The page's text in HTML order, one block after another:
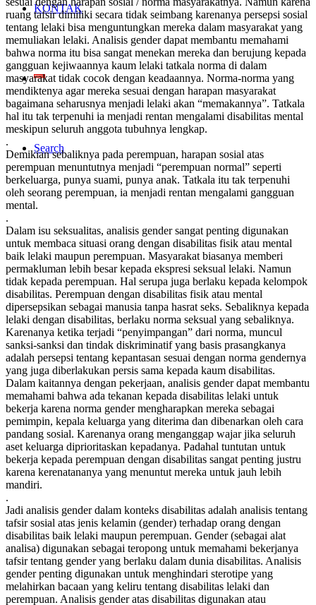
KONTAK
Search
ruang tafsir dimiliki secara tidak seimbang karenanya persepsi sosial
tentang lelaki bisa menguntungkan mereka dalam masyarakat yang
memuliakan lelaki. Analisis gender dapat membantu memahami
bahwa norma itu bisa sangat menekan mereka dan berujung kepada
gangguan kejiwaannya kaum lelaki tatkala norma di dalam
masyarakat tidak cocok dengan keadaannya. Norma-norma yang
mendiktenya agar mereka sesuai dengan harapan masyarakat
bagaimana seharusnya menjadi lelaki akan “memakannya”. Tatkala
hal itu tak terpenuhi ia menjadi rentan mengalami disabilitas mental
meskipun seluruh anggota tubuhnya lengkap.
.
Demikian sebaliknya pada perempuan, harapan sosial atas
perempuan menuntutnya menjadi “perempuan normal” seperti
berkeluarga, punya suami, punya anak. Tatkala itu tak terpenuhi
oleh seorang perempuan, ia menjadi rentan mengalami gangguan
mental.
.
Dalam isu seksualitas, analisis gender sangat penting digunakan
untuk membaca situasi orang dengan disabilitas fisik atau mental
baik lelaki maupun perempuan. Masyarakat biasanya memberi
permakluman lebih besar kepada ekspresi seksual lelaki. Namun
tidak kepada perempuan. Hal serupa juga berlaku kepada kelompok
disabilitas. Perempuan dengan disabilitas fisik atau mental
dipersepsikan sebagai manusia tanpa hasrat seks. Sebaliknya kepada
lelaki dengan disabilitas, berlaku norma seksual yang sebaliknya.
Karenanya ketika terjadi “penyimpangan” dari norma, muncul
sanksi-sanksi dan tindak diskriminatif yang basis prasangkanya
adalah persepsi tentang kepantasan sesuai dengan norma gendernya
yang juga diberlakukan persis sama kepada kaum disabilitas.
Dalam kaitannya dengan pekerjaan, analisis gender dapat membantu
memahami bahwa ada tekanan kepada disabilitas lelaki untuk
bekerja karena norma gender mengharapkan mereka sebagai
pemimpin, kepala keluarga yang diterima dan dibenarkan oleh cara
pandang sosial. Karenanya orang menganggap wajar jika seluruh
aset keluarga diprioritaskan kepadanya. Padahal tuntutan untuk
bekerja kepada perempuan dengan disabilitas sangat penting justru
karena kerenatananya yang menuntut mereka untuk jauh lebih
mandiri.
.
Jadi analisis gender dalam konteks disabilitas adalah analisis tentang
tafsir sosial atas jenis kelamin (gender) terhadap orang dengan
disabilitas baik lelaki maupun perempuan. Gender (sebagai alat
analisa) digunakan sebagai teropong untuk memahami bekerjanya
tafsir tentang gender yang berlaku dalam dunia disabilitas. Analisis
gender penting digunakan untuk menghindari sterotipe yang
melahirkan bacaan yang keliru tentang disabilitas lelaki dan
perempuan. Analisis gender atas disabilitas digunakan atau